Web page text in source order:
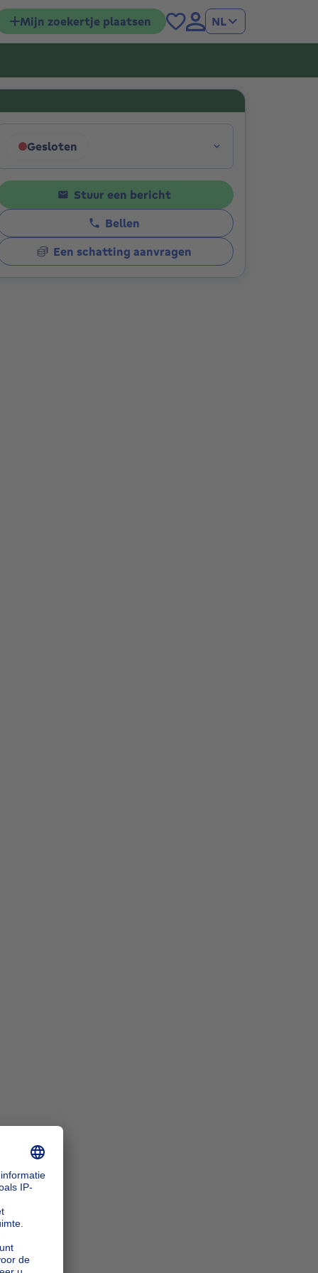
Mijn zoekertje plaatsen NL
Gesloten
Klik om de openingsuren weer te geven
Stuur een bericht
Bellen
Een schatting aanvragen